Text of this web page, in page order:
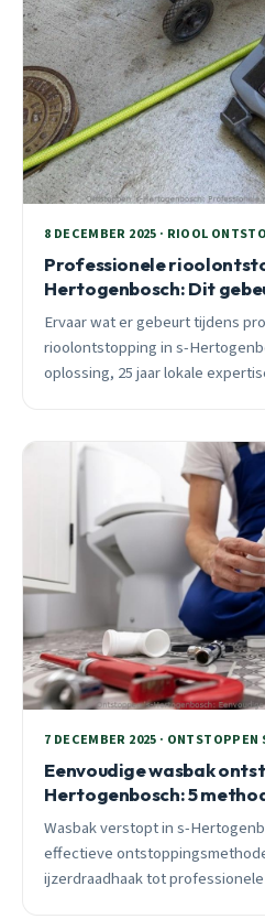
8 DECEMBER 2025 · RIOOL
Professionele
Hertogenbosch: Dit
Ervaar wat er gebeurt tijdens
rioolontstopping in s-
oplossing, 25 jaar lokale
7 DECEMBER 2025 ·
Eenvoudige wasbak
Hertogenbosch: 5
Wasbak verstopt in s-
effectieve
ijzerdraadhaak tot